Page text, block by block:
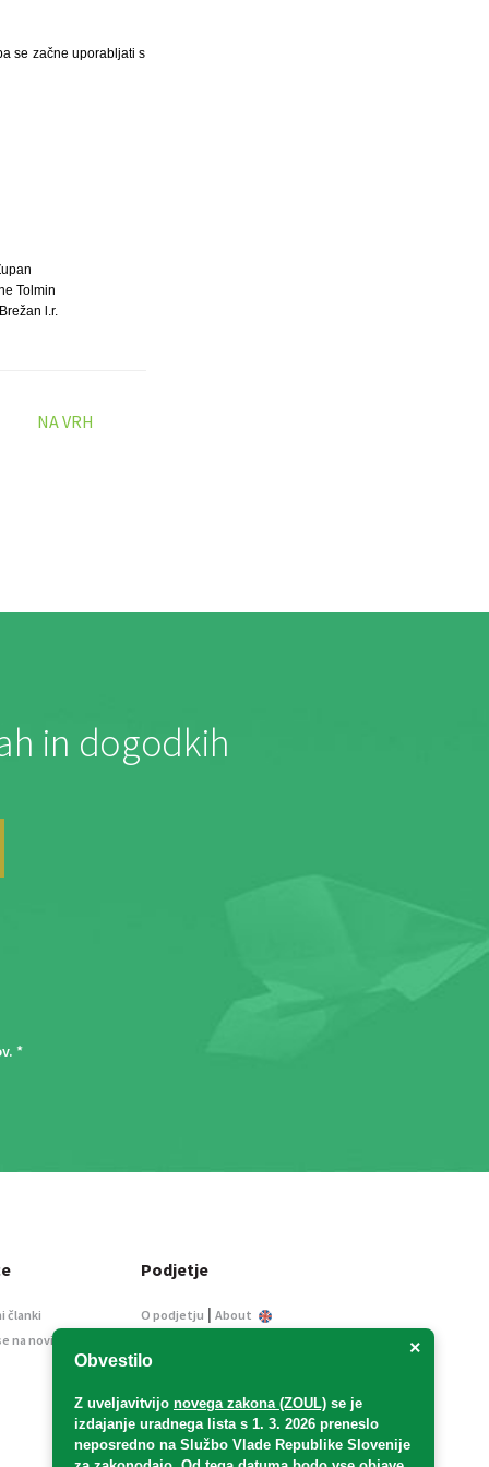
se začne uporabljati s
Tolmin
l.r.
NA VRH
in dogodkih
. *
×
Obvestilo
Z uveljavitvijo novega zakona (ZOUL) se je
izdajanje uradnega lista s 1. 3. 2026 preneslo
neposredno na Službo Vlade Republike Slovenije
članki
na novice
Podjetje
O podjetju | About
Informacije javnega
Oglaševanje
Splošni pogoji
Izjava o varstvu osebnih